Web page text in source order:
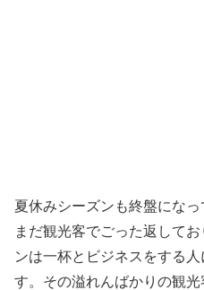
夏休みシーズンも終盤にな
まだ観光客でごった返して
ンは一杯とビジネスをする
す。その溢れんばかりの観